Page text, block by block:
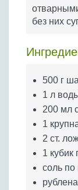
Бобовые
Яйца
без них
500 г
1 л
200 мл
1
2 ст.
1 кубик
соль по